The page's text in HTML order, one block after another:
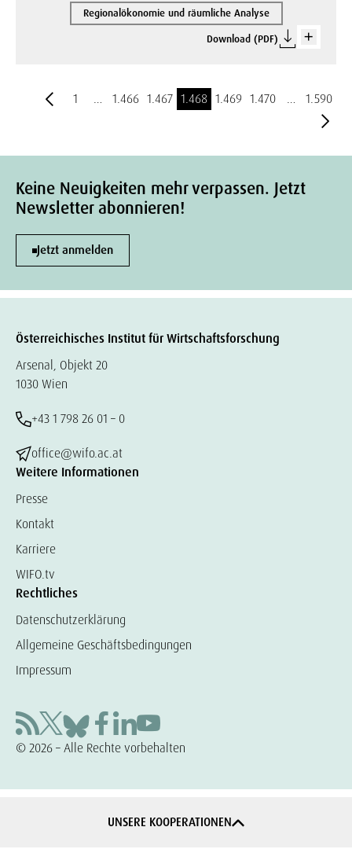
Regionalökonomie und räumliche Analyse
Download (PDF)
1 … 1.466 1.467 1.468 1.469 1.470 … 1.590
Keine Neuigkeiten mehr verpassen. Jetzt
Newsletter abonnieren!
Jetzt anmelden
Österreichisches Institut für Wirtschaftsforschung
Arsenal, Objekt 20
1030 Wien
+43 1 798 26 01 – 0
office@wifo.ac.at
Weitere Informationen
Presse
Kontakt
Karriere
WIFO.tv
Rechtliches
Datenschutzerklärung
Allgemeine Geschäftsbedingungen
Impressum
© 2026 – Alle Rechte vorbehalten
UNSERE KOOPERATIONEN